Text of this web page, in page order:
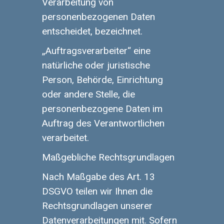
personenbezogenen Daten
entscheidet, bezeichnet.
„Auftragsverarbeiter“ eine
natürliche oder juristische
Person, Behörde, Einrichtung
oder andere Stelle, die
personenbezogene Daten im
Auftrag des Verantwortlichen
verarbeitet.
Maßgebliche Rechtsgrundlagen
Nach Maßgabe des Art. 13
DSGVO teilen wir Ihnen die
Rechtsgrundlagen unserer
Datenverarbeitungen mit. Sofern